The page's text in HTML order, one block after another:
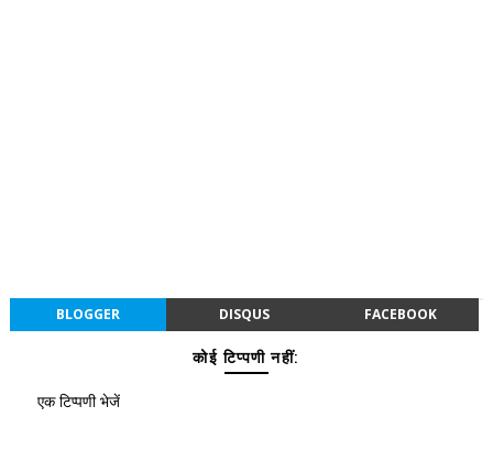
BLOGGER DISQUS FACEBOOK
कोई टिप्पणी नहीं:
एक टिप्पणी भेजें